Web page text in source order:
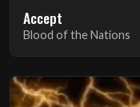
Accept
Blood of the Nations